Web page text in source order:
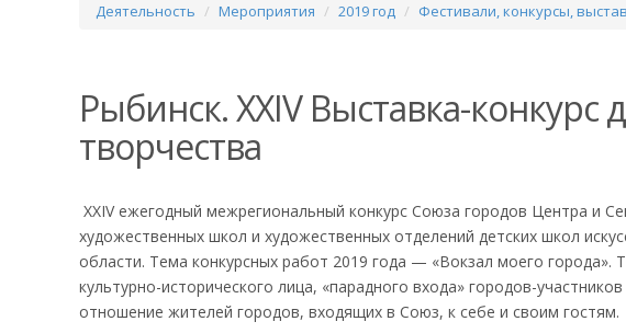
Деятельность Мероприятия 2019 год Фестивали, конкурсы,
Рыбинск. XXIV Выставка-конкурс
творчества
XXIV ежегодный межрегиональный конкурс Союза городов Центра и
художественных школ и художественных отделений детских школ
области. Тема конкурсных работ 2019 года — «Вокзал моего города».
культурно-исторического лица, «парадного входа» городов-
отношение жителей городов, входящих в Союз, к себе и своим гостям.